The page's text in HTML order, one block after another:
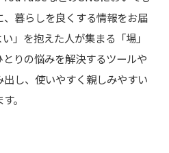
暮らしを良くする情報をお届
」を抱えた人が集まる「場」
りの悩みを解決するツールや
し、使いやすく親しみやすい
。